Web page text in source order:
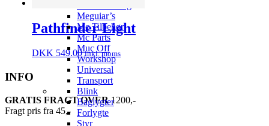
Meguiar’s
Mc Tilbehør
Mc Parts
Muc Off
Workshop
Universal
Transport
Blink
Baglygter
Forlygte
Styr
Pathfinder Light
DKK 549.00 inkl. moms
INFO
GRATIS FRAGT OVER1200,-
Fragt pris fra 45,-